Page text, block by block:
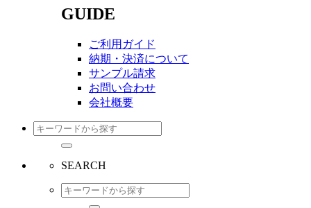
GUIDE
ご利用ガイド
納期・決済について
サンプル請求
お問い合わせ
会社概要
SEARCH